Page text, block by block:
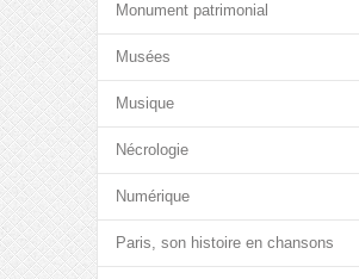
Monument patrimonial
Musées
Musique
Nécrologie
Numérique
Paris, son histoire en chansons